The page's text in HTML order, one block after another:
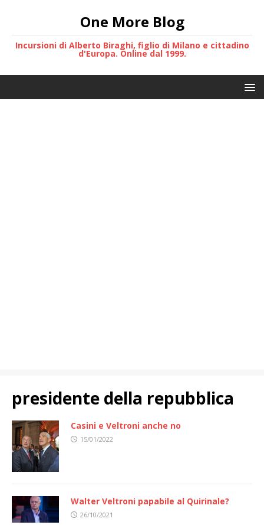
One More Blog
Incursioni di Alberto Biraghi, figlio di Milano e cittadino
d'Europa. Online dal 1999.
presidente della repubblica
Casini e Veltroni anche no
15/01/2022
Walter Veltroni papabile al Quirinale?
26/10/2021